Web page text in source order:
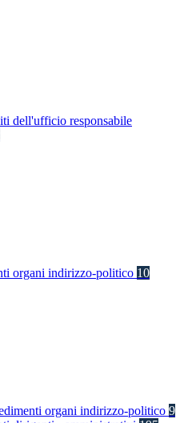
dell'ufficio responsabile
organi indirizzo-politico 10
organi indirizzo-politico 9